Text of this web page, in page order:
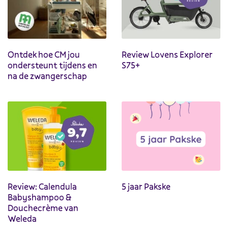
Ontdek hoe CM jou
ondersteunt tijdens en
na de zwangerschap
Review Lovens Explorer
S75+
Review: Calendula
Babyshampoo &
Douchecrème van
Weleda
5 jaar Pakske